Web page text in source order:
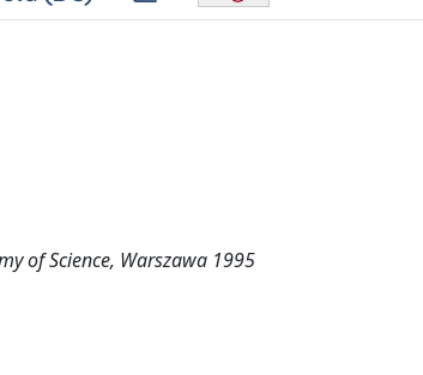
of Science, Warszawa 1995